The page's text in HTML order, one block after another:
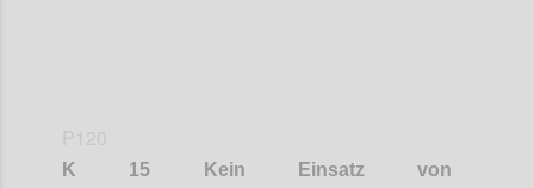
K 15 Kein Einsatz von